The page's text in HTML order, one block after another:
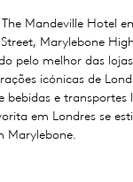
Mandeville Hotel
Marylebone
pelo melhor das
icónicas de
bebidas e transportes
em Londres se
Marylebone.